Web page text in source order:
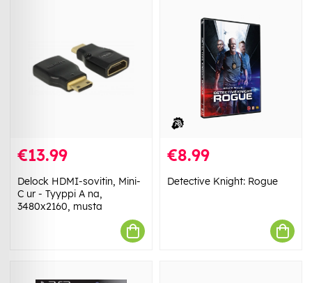
€13.99
Delock HDMI-sovitin, Mini-
C ur - Tyyppi A na,
3480x2160, musta
€8.99
Detective Knight: Rogue